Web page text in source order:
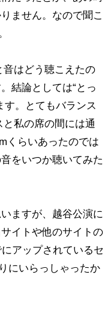
ません。なので聞こ
音はどう聴こえたの
結論としては“とっ
す。とてもバランス
と私の席の間には通
くらいあったのでは
をいつか聴いてみた
ますが、越谷公演に
イトや他のサイトの
アップされているセ
にいらっしゃったか